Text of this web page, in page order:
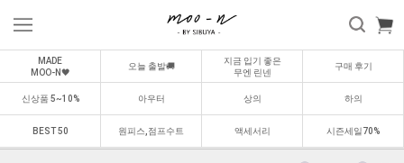
MADE
MOO-N🖤
오늘 출발🚚
지금 입기 좋은
무엔 린넨
구매 후기
신상품 5~10% 아우터 상의 하의
BEST 50 원피스,점프수트 액세서리 시즌세일70%